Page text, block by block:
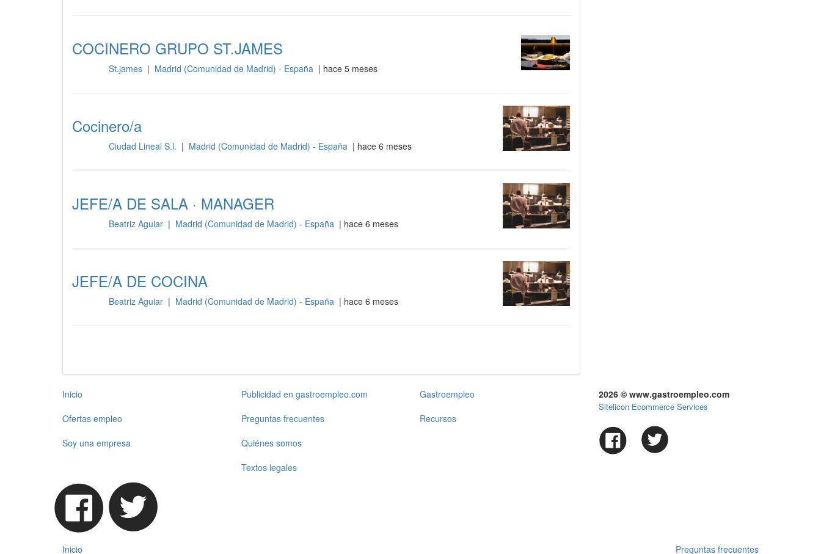
COCINERO GRUPO ST.JAMES
St.james | Madrid (Comunidad de Madrid) - España | hace 5 meses
Cocinero/a
Ciudad Lineal S.l. | Madrid (Comunidad de Madrid) - España | hace 6 meses
JEFE/A DE SALA · MANAGER
Beatriz Aguiar | Madrid (Comunidad de Madrid) - España | hace 6 meses
JEFE/A DE COCINA
Beatriz Aguiar | Madrid (Comunidad de Madrid) - España | hace 6 meses
Inicio
Ofertas empleo
Soy una empresa
Publicidad en gastroempleo.com
Preguntas frecuentes
Quiénes somos
Textos legales
Gastroempleo
Recursos
2026 © www.gastroempleo.com
Sitelicon Ecommerce Services
Inicio Preguntas frecuentes